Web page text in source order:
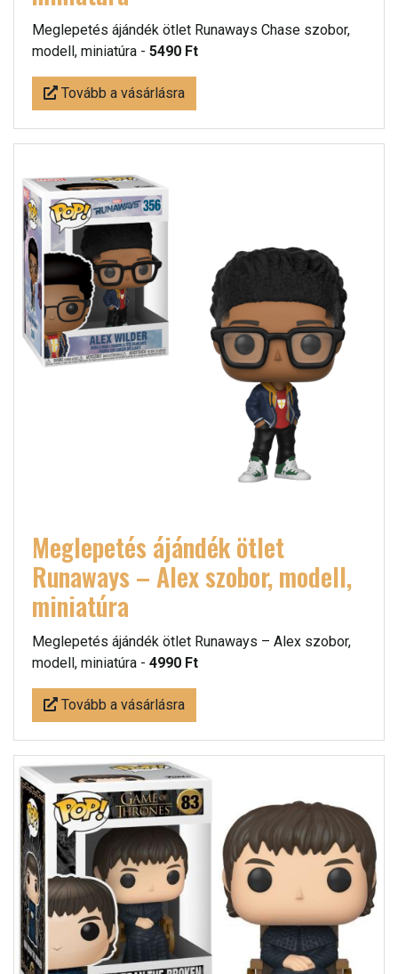
Meglepetés ájándék ötlet Runaways Chase szobor,
modell, miniatúra - 5490 Ft
Tovább a vásárlásra
Meglepetés ájándék ötlet
Runaways – Alex szobor, modell,
miniatúra
Meglepetés ájándék ötlet Runaways – Alex szobor,
modell, miniatúra - 4990 Ft
Tovább a vásárlásra